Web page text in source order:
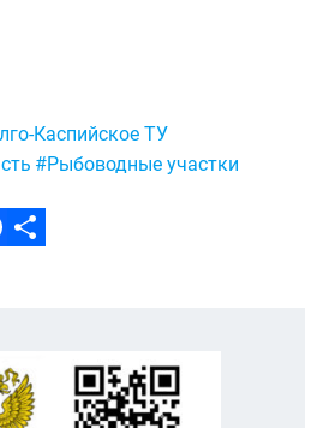
Каспийское ТУ
#Рыбоводные участки